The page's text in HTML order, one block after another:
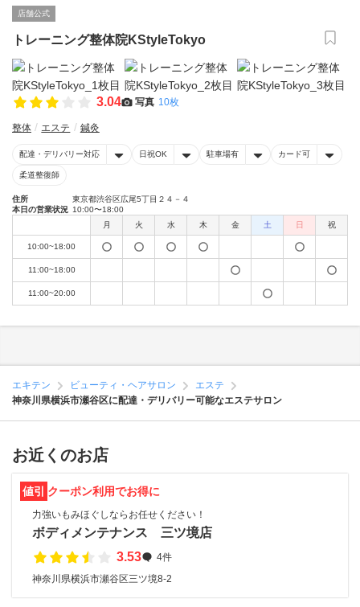
店舗公式
トレーニング整体院KStyleTokyo
3.04 写真 10枚
整体 エステ 鍼灸
配達・デリバリー対応 日祝OK 駐車場有 カード可
柔道整復師
住所
東京都渋谷区広尾5丁目２４－４
本日の営業状況 10:00〜18:00
月
火 水 木 金 土 日 祝
10:00~18:00
11:00~18:00
11:00~20:00
エキテン ビューティ・ヘアサロン
エステ
神奈川県横浜市瀬谷区に配達・デリバリー可能なエステサロン
お近くのお店
値引 クーポン利用でお得に
力強いもみほぐしならお任せください！
ボディメンテナンス 三ツ境店
3.53
4件
神奈川県横浜市瀬谷区三ツ境8-2